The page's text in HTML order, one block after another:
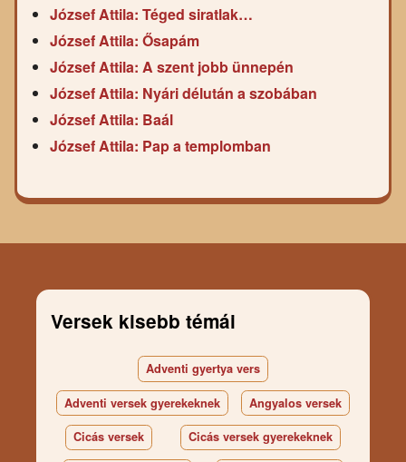
József Attila: Téged siratlak…
József Attila: Ősapám
József Attila: A szent jobb ünnepén
József Attila: Nyári délután a szobában
József Attila: Baál
József Attila: Pap a templomban
Versek kisebb témái
Adventi gyertya vers
Adventi versek gyerekeknek Angyalos versek
Cicás versek Cicás versek gyerekeknek